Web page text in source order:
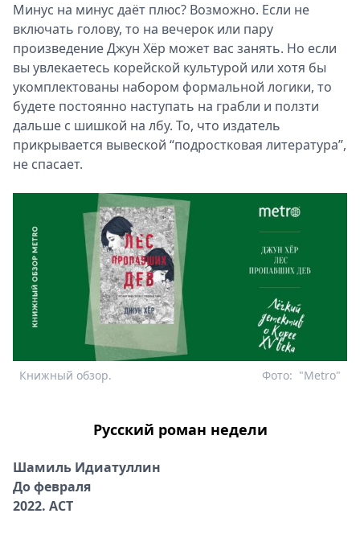
Минус на минус даёт плюс? Возможно. Если не
включать голову, то на вечерок или пару
произведение Джун Хёр может вас занять. Но если
вы увлекаетесь корейской культурой или хотя бы
укомплектованы набором формальной логики, то
будете постоянно наступать на грабли и ползти
дальше с шишкой на лбу. То, что издатель
прикрывается вывеской “подростковая литература”,
не спасает.
Книжный обзор. "Metro"
Фото:
Русский роман недели
Шамиль Идиатуллин
До февраля
2022. АСТ